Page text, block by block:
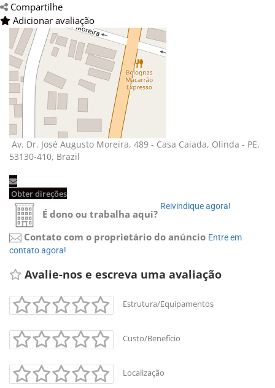
Compartilhe
Adicionar avaliação
Av. Dr. José Augusto Moreira, 489 - Casa Caiada, Olinda - PE,
53130-410, Brazil
Obter direções
É dono ou trabalha aqui?
Reivindique agora!
Contato com o proprietário do anúncio Entre em
contato agora!
Avalie-nos e escreva uma avaliação
Estrutura/Equipamentos
Custo/Benefício
Localização